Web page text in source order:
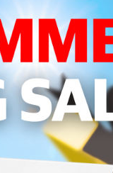
예상치 못한 에러입니다.